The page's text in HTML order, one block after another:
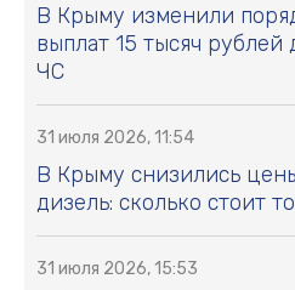
В Крыму изменили
выплат 15 тысяч рублей
ЧС
31 июля 2026, 11:54
В Крыму снизились
дизель: сколько стоит
31 июля 2026, 15:53